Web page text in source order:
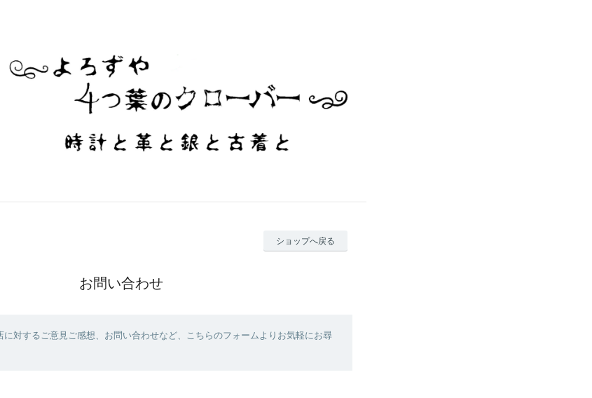
ショップへ戻る
お問い合わせ
に対するご意見ご感想、お問い合わせなど、こちらのフォームよりお気軽にお尋